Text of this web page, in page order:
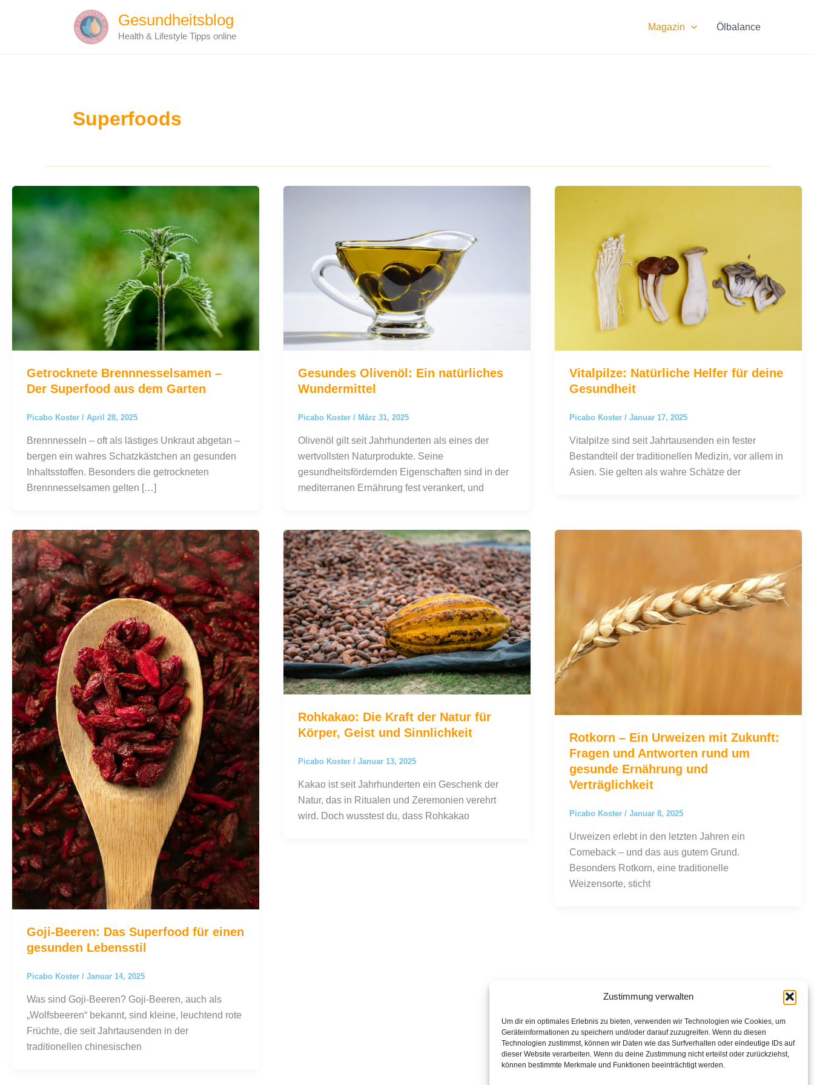
Zustimmung verwalten
Um dir ein optimales Erlebnis zu bieten, verwenden wir Technologien wie Cookies, um
Geräteinformationen zu speichern und/oder darauf zuzugreifen. Wenn du diesen
Technologien zustimmst, können wir Daten wie das Surfverhalten oder eindeutige IDs auf
dieser Website verarbeiten. Wenn du deine Zustimmung nicht erteilst oder zurückziehst,
können bestimmte Merkmale und Funktionen beeinträchtigt werden.
Gesundheitsblog
Health & Lifestyle Tipps online
Magazin Ölbalance
Superfoods
Getrocknete Brennnesselsamen –
Der Superfood aus dem Garten
Picabo Koster / April 28, 2025
Brennnesseln – oft als lästiges Unkraut abgetan –
bergen ein wahres Schatzkästchen an gesunden
Inhaltsstoffen. Besonders die getrockneten
Brennnesselsamen gelten […]
Gesundes Olivenöl: Ein natürliches
Wundermittel
Picabo Koster / März 31, 2025
Olivenöl gilt seit Jahrhunderten als eines der
wertvollsten Naturprodukte. Seine
gesundheitsfördernden Eigenschaften sind in der
mediterranen Ernährung fest verankert, und
Vitalpilze: Natürliche Helfer für deine
Gesundheit
Picabo Koster / Januar 17, 2025
Vitalpilze sind seit Jahrtausenden ein fester
Bestandteil der traditionellen Medizin, vor allem in
Asien. Sie gelten als wahre Schätze der
Goji-Beeren: Das Superfood für einen
gesunden Lebensstil
Picabo Koster / Januar 14, 2025
Was sind Goji-Beeren? Goji-Beeren, auch als
„Wolfsbeeren“ bekannt, sind kleine, leuchtend rote
Früchte, die seit Jahrtausenden in der
traditionellen chinesischen
Rohkakao: Die Kraft der Natur für
Körper, Geist und Sinnlichkeit
Picabo Koster / Januar 13, 2025
Kakao ist seit Jahrhunderten ein Geschenk der
Natur, das in Ritualen und Zeremonien verehrt
wird. Doch wusstest du, dass Rohkakao
Rotkorn – Ein Urweizen mit Zukunft:
Fragen und Antworten rund um
gesunde Ernährung und
Verträglichkeit
Picabo Koster / Januar 8, 2025
Urweizen erlebt in den letzten Jahren ein
Comeback – und das aus gutem Grund.
Besonders Rotkorn, eine traditionelle
Weizensorte, sticht